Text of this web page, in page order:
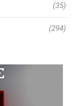
(35)
(294)